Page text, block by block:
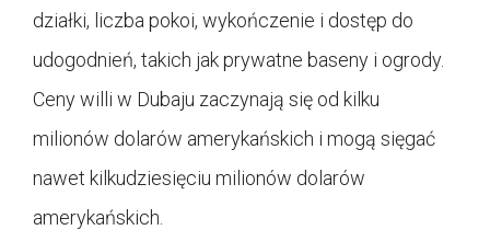
działki, liczba pokoi, wykończenie i dostęp do
udogodnień, takich jak prywatne baseny i ogrody.
Ceny willi w Dubaju zaczynają się od kilku
milionów dolarów amerykańskich i mogą sięgać
nawet kilkudziesięciu milionów dolarów
amerykańskich.